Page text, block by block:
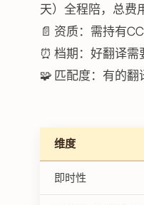
天）全程陪，总费
📄 资质：需持有
⏰ 档期：好翻译
🧩 匹配度：有的
维度
即时性